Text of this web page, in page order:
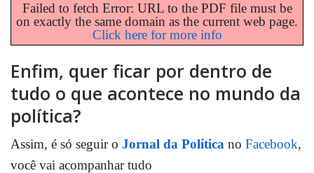
Failed to fetch Error: URL to the PDF file must be
on exactly the same domain as the current web page.
Click here for more info
Enfim, quer ficar por dentro de
tudo o que acontece no mundo da
política?
Assim, é só seguir o Jornal da Política no Facebook,
você vai acompanhar tudo